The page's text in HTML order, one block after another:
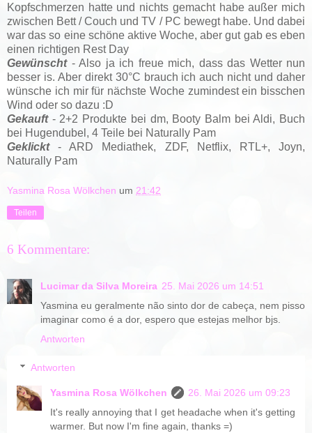
Kopfschmerzen hatte und nichts gemacht habe außer mich
zwischen Bett / Couch und TV / PC bewegt habe. Und dabei
war das so eine schöne aktive Woche, aber gut gab es eben
einen richtigen Rest Day
Gewünscht- Also ja ich freue mich, dass das Wetter nun
besser is. Aber direkt 30°C brauch ich auch nicht und daher
wünsche ich mir für nächste Woche zumindest ein bisschen
Wind oder so dazu :D
Gekauft- 2+2 Produkte bei dm, Booty Balm bei Aldi, Buch
bei Hugendubel, 4 Teile bei Naturally Pam
Geklickt- ARD Mediathek, ZDF, Netflix, RTL+, Joyn,
Naturally Pam
Yasmina Rosa Wölkchen um 21:42
Teilen
6 Kommentare:
Lucimar da Silva Moreira 25. Mai 2026 um 14:51
Yasmina eu geralmente não sinto dor de cabeça, nem pisso
imaginar como é a dor, espero que estejas melhor bjs.
Antworten
Antworten
Yasmina Rosa Wölkchen
26. Mai 2026 um 09:23
It's really annoying that I get headache when it's getting
warmer. But now I'm fine again, thanks =)